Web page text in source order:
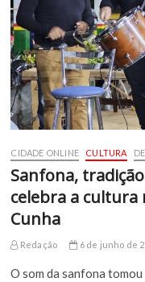
CIDADE ONLINE CULTURA
Sanfona,
celebra a cultura
Cunha
Redação 6 de junho de
O som da sanfona